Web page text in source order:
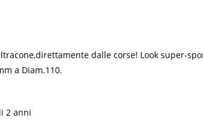
dalle corse! Look super-
a Diam.110.
2 anni